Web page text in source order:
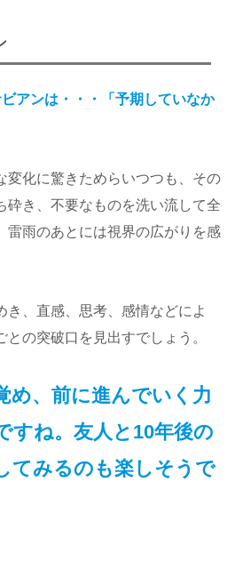
アンは・・・「予期していなか
変化に驚きためらいつつも、その
砕き、不要なものを洗い流して全
雷雨のあとには視界の広がりを感
き、直感、思考、感情などによ
との突破口を見出すでしょう。
め、前に進んでいく力
すね。友人と10年後の
てみるのも楽しそうで